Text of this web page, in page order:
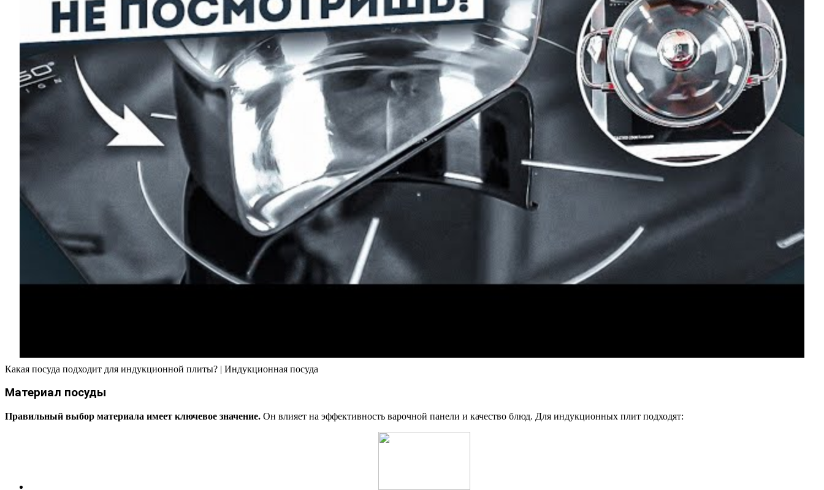
Какая посуда подходит для индукционной плиты? | Индукционная посуда
Материал посуды
Правильный выбор материала имеет ключевое значение. Он влияет на эффективность варочной панели и качество блюд. Для индукционных плит подходят: